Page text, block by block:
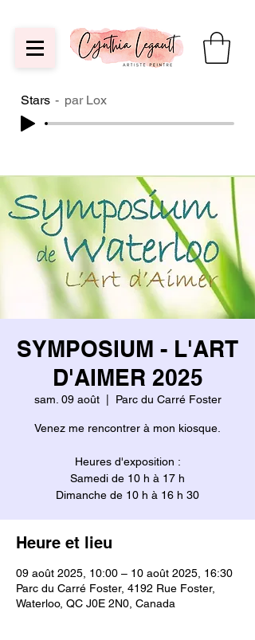
Stars par Lox
SYMPOSIUM - L'ART
D'AIMER 2025
sam. 09 août
  |
Parc du Carré Foster
Venez me rencontrer à mon kiosque.
Heures d'exposition :
Samedi de 10 h à 17 h
Dimanche de 10 h à 16 h 30
Heure et lieu
09 août 2025, 10:00 – 10 août 2025, 16:30
Parc du Carré Foster, 4192 Rue Foster,
Waterloo, QC J0E 2N0, Canada